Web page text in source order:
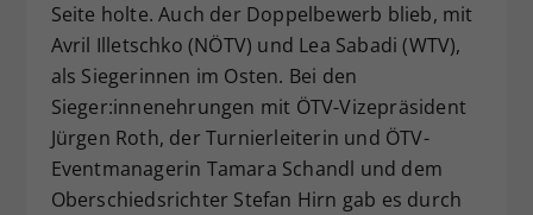
Seite holte. Auch der Doppelbewerb blieb, mit
Avril Illetschko (NÖTV) und Lea Sabadi (WTV),
als Siegerinnen im Osten. Bei den
Sieger:innenehrungen mit ÖTV-Vizepräsident
Jürgen Roth, der Turnierleiterin und ÖTV-
Eventmanagerin Tamara Schandl und dem
Oberschiedsrichter Stefan Hirn gab es durch